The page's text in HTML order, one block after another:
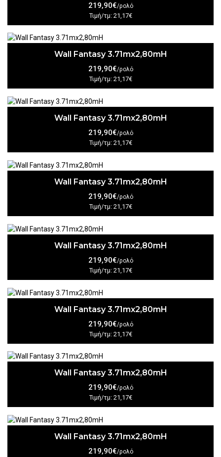
219,90€/ρολό
Τιμή/τμ: 21,17€
Wall Fantasy 3.71mx2,80mH
219,90€/ρολό
Τιμή/τμ: 21,17€
Wall Fantasy 3.71mx2,80mH
219,90€/ρολό
Τιμή/τμ: 21,17€
Wall Fantasy 3.71mx2,80mH
219,90€/ρολό
Τιμή/τμ: 21,17€
Wall Fantasy 3.71mx2,80mH
219,90€/ρολό
Τιμή/τμ: 21,17€
Wall Fantasy 3.71mx2,80mH
219,90€/ρολό
Τιμή/τμ: 21,17€
Wall Fantasy 3.71mx2,80mH
219,90€/ρολό
Τιμή/τμ: 21,17€
Wall Fantasy 3.71mx2,80mH
219,90€/ρολό